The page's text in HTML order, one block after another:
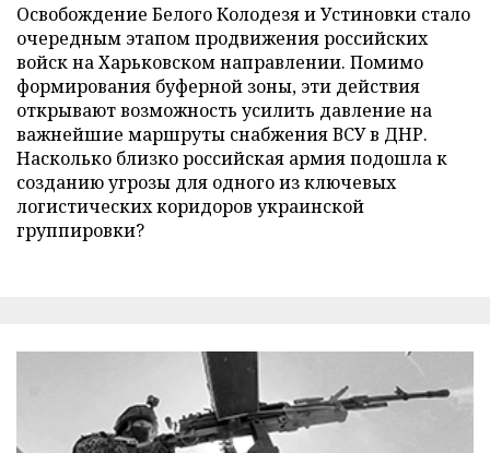
Освобождение Белого Колодезя и Устиновки стало
очередным этапом продвижения российских
войск на Харьковском направлении. Помимо
формирования буферной зоны, эти действия
открывают возможность усилить давление на
важнейшие маршруты снабжения ВСУ в ДНР.
Насколько близко российская армия подошла к
созданию угрозы для одного из ключевых
логистических коридоров украинской
группировки?